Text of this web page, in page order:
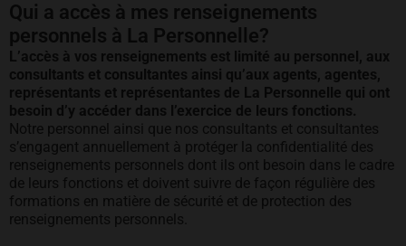
Qui a accès à mes renseignements
personnels à La Personnelle?
L’accès à vos renseignements est limité au personnel, aux
consultants et consultantes ainsi qu’aux agents, agentes,
représentants et représentantes de La Personnelle qui ont
besoin d’y accéder dans l’exercice de leurs fonctions.
Notre personnel ainsi que nos consultants et consultantes
s’engagent annuellement à protéger la confidentialité des
renseignements personnels dont ils ont besoin dans le cadre
de leurs fonctions et doivent suivre de façon régulière des
formations en matière de sécurité et de protection des
renseignements personnels.